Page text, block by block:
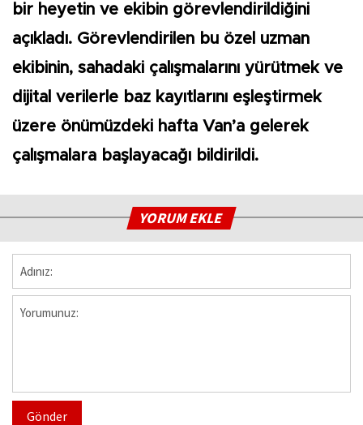
bir heyetin ve ekibin görevlendirildiğini
açıkladı. Görevlendirilen bu özel uzman
ekibinin, sahadaki çalışmalarını yürütmek ve
dijital verilerle baz kayıtlarını eşleştirmek
üzere önümüzdeki hafta Van’a gelerek
çalışmalara başlayacağı bildirildi.
YORUM EKLE
Gönder